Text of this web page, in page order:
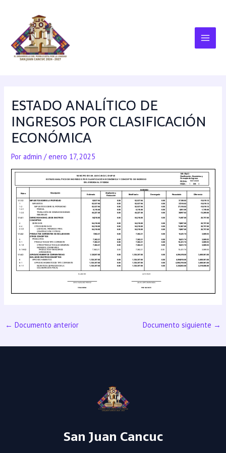
ESTADO ANALÍTICO DE
INGRESOS POR CLASIFICACIÓN
ECONÓMICA
Poradmin/enero 17, 2025
← Documento anterior Documento siguiente →
San Juan Cancuc